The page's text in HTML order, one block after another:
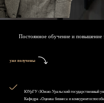
Постоянное обучение и повышение
уже получены
ЮУрГУ (Южно-Уральский государственный
Кафедра «Оценка бизнеса и